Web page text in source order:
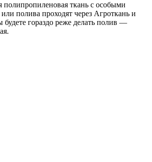
ткань с особыми
полива проходят через Агроткань и
гораздо реже делать полив —